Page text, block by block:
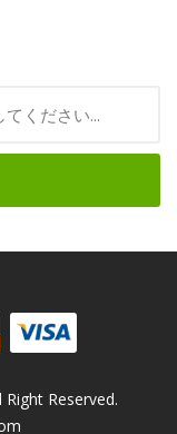
Right Reserved.